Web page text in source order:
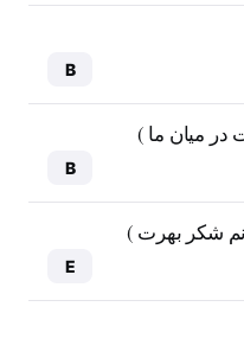
B
میان ما )
B
شکر بهرت )
E